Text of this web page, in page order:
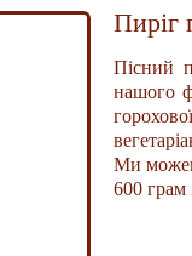
Пиріг
Пісний
нашого
Ми
600 грам